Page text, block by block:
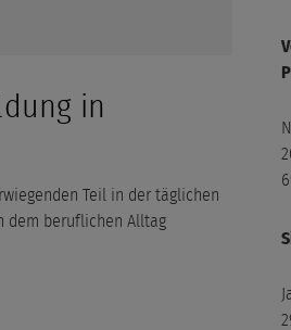
in
Teil in der täglichen
dem beruflichen Alltag